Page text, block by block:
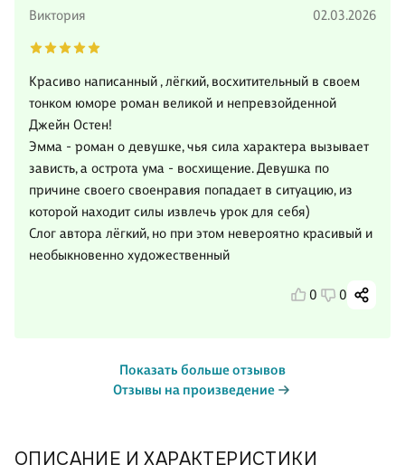
ОПИСАНИЕ И ХАРАКТЕРИСТИКИ
Виктория 02.03.2026
Красиво написанный , лёгкий, восхитительный в своем
тонком юморе роман великой и непревзойденной
Джейн Остен!
Эмма - роман о девушке, чья сила характера вызывает
зависть, а острота ума - восхищение. Девушка по
причине своего своенравия попадает в ситуацию, из
которой находит силы извлечь урок для себя)
Слог автора лёгкий, но при этом невероятно красивый и
необыкновенно художественный
0 0
Показать больше отзывов
Отзывы на произведение